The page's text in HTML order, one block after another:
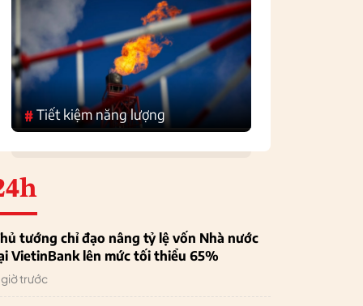
#Tiết kiệm năng lượng
tướng chỉ đạo nâng tỷ lệ vốn Nhà nước
VietinBank lên mức tối thiểu 65%
giờ trước